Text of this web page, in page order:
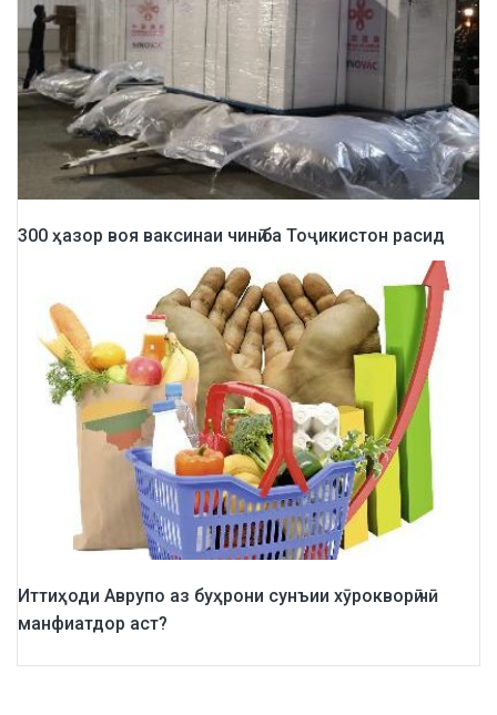
300 ҳазор воя ваксинаи чинӣ ба Тоҷикистон расид
Иттиҳоди Аврупо аз буҳрони сунъии хӯрокворӣ чӣ
манфиатдор аст?